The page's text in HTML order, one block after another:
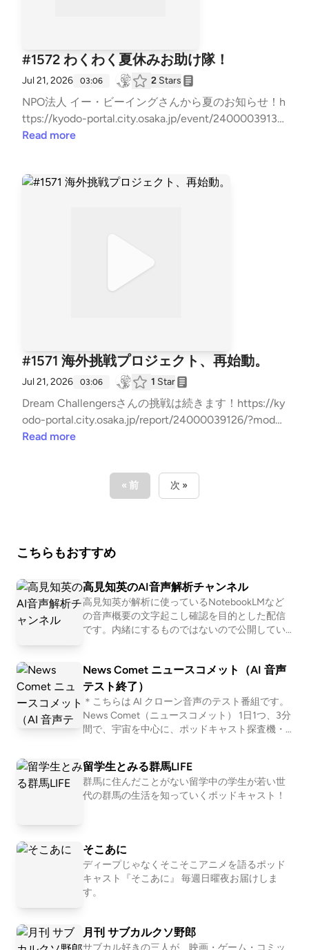
#1572 わくわく夏休みお助け隊！
Jul 21, 2026 03:06 2 Stars
NPO法人 イー・ビーイングさんから夏のお知らせ！h
ttps://kyodo-portal.city.osaka.jp/event/2400003913
4/?mode=poお問い合わせはお気軽に！⇒⁠⁠⁠⁠⁠⁠⁠⁠⁠⁠⁠⁠⁠⁠⁠⁠⁠⁠⁠⁠⁠⁠⁠⁠⁠⁠⁠⁠⁠⁠⁠⁠⁠⁠⁠⁠⁠⁠⁠⁠⁠⁠⁠⁠⁠⁠⁠⁠⁠⁠⁠⁠⁠⁠⁠⁠⁠⁠⁠⁠⁠⁠⁠⁠⁠⁠⁠⁠⁠⁠⁠⁠⁠⁠⁠⁠⁠⁠⁠⁠⁠⁠⁠⁠⁠⁠⁠⁠⁠⁠⁠⁠⁠⁠⁠⁠⁠⁠⁠⁠⁠⁠⁠⁠⁠⁠⁠⁠⁠⁠⁠⁠⁠⁠⁠⁠⁠⁠⁠⁠⁠⁠⁠⁠⁠⁠⁠⁠⁠⁠⁠⁠⁠⁠⁠⁠⁠⁠⁠⁠⁠⁠⁠⁠⁠⁠⁠⁠⁠⁠⁠⁠⁠⁠⁠⁠⁠⁠⁠⁠⁠⁠⁠⁠⁠⁠⁠⁠⁠⁠⁠⁠⁠⁠⁠⁠⁠⁠⁠⁠⁠⁠⁠⁠⁠⁠⁠⁠⁠⁠⁠⁠⁠⁠⁠⁠⁠⁠⁠⁠⁠⁠⁠⁠⁠⁠⁠⁠⁠⁠⁠⁠⁠⁠⁠⁠⁠⁠⁠⁠⁠⁠⁠⁠⁠⁠⁠⁠⁠⁠⁠⁠⁠⁠⁠⁠⁠⁠⁠⁠⁠⁠⁠⁠⁠⁠⁠⁠⁠⁠⁠⁠⁠⁠⁠⁠⁠⁠⁠⁠⁠⁠⁠⁠⁠⁠⁠⁠⁠⁠⁠⁠⁠⁠⁠⁠⁠⁠⁠⁠⁠⁠⁠⁠⁠⁠⁠⁠⁠⁠⁠⁠⁠⁠⁠⁠⁠⁠⁠⁠⁠⁠⁠⁠⁠⁠⁠⁠⁠⁠⁠⁠⁠⁠⁠⁠⁠⁠⁠⁠⁠⁠⁠⁠⁠⁠⁠⁠⁠⁠⁠⁠⁠⁠⁠⁠⁠⁠⁠⁠⁠⁠⁠⁠⁠⁠⁠⁠⁠⁠⁠⁠⁠⁠⁠⁠⁠⁠⁠⁠⁠⁠⁠⁠⁠⁠⁠⁠⁠⁠⁠⁠⁠⁠⁠⁠⁠⁠⁠⁠⁠⁠⁠⁠⁠⁠⁠⁠⁠⁠⁠⁠⁠⁠⁠⁠⁠⁠⁠⁠⁠⁠⁠⁠⁠⁠⁠⁠⁠⁠⁠⁠⁠⁠⁠⁠⁠⁠⁠⁠⁠⁠⁠⁠⁠⁠⁠⁠⁠⁠⁠⁠⁠⁠⁠⁠⁠⁠⁠⁠⁠⁠⁠https://x.g
Read more
#1571 海外挑戦プロジェクト、再始動。
Jul 21, 2026 03:06 1 Star
Dream Challengersさんの挑戦は続きます！https://ky
odo-portal.city.osaka.jp/report/24000039126/?mode
=poお問い合わせはお気軽に！⇒⁠⁠⁠⁠⁠⁠⁠⁠⁠⁠⁠⁠⁠⁠⁠⁠⁠⁠⁠⁠⁠⁠⁠⁠⁠⁠⁠⁠⁠⁠⁠⁠⁠⁠⁠⁠⁠⁠⁠⁠⁠⁠⁠⁠⁠⁠⁠⁠⁠⁠⁠⁠⁠⁠⁠⁠⁠⁠⁠⁠⁠⁠⁠⁠⁠⁠⁠⁠⁠⁠⁠⁠⁠⁠⁠⁠⁠⁠⁠⁠⁠⁠⁠⁠⁠⁠⁠⁠⁠⁠⁠⁠⁠⁠⁠⁠⁠⁠⁠⁠⁠⁠⁠⁠⁠⁠⁠⁠⁠⁠⁠⁠⁠⁠⁠⁠⁠⁠⁠⁠⁠⁠⁠⁠⁠⁠⁠⁠⁠⁠⁠⁠⁠⁠⁠⁠⁠⁠⁠⁠⁠⁠⁠⁠⁠⁠⁠⁠⁠⁠⁠⁠⁠⁠⁠⁠⁠⁠⁠⁠⁠⁠⁠⁠⁠⁠⁠⁠⁠⁠⁠⁠⁠⁠⁠⁠⁠⁠⁠⁠⁠⁠⁠⁠⁠⁠⁠⁠⁠⁠⁠⁠⁠⁠⁠⁠⁠⁠⁠⁠⁠⁠⁠⁠⁠⁠⁠⁠⁠⁠⁠⁠⁠⁠⁠⁠⁠⁠⁠⁠⁠⁠⁠⁠⁠⁠⁠⁠⁠⁠⁠⁠⁠⁠⁠⁠⁠⁠⁠⁠⁠⁠⁠⁠⁠⁠⁠⁠⁠⁠⁠⁠⁠⁠⁠⁠⁠⁠⁠⁠⁠⁠⁠⁠⁠⁠⁠⁠⁠⁠⁠⁠⁠⁠⁠⁠⁠⁠⁠⁠⁠⁠⁠⁠⁠⁠⁠⁠⁠⁠⁠⁠⁠⁠⁠⁠⁠⁠⁠⁠⁠⁠⁠⁠⁠⁠⁠⁠⁠⁠⁠⁠⁠⁠⁠⁠⁠⁠⁠⁠⁠⁠⁠⁠⁠⁠⁠⁠⁠⁠⁠⁠⁠⁠⁠⁠⁠⁠⁠⁠⁠⁠⁠⁠⁠⁠⁠⁠⁠⁠⁠⁠⁠⁠⁠⁠⁠⁠⁠⁠⁠⁠⁠⁠⁠⁠⁠⁠⁠⁠⁠⁠⁠⁠⁠⁠⁠⁠⁠⁠⁠⁠⁠⁠⁠⁠⁠⁠⁠⁠⁠⁠⁠⁠⁠⁠⁠⁠⁠⁠⁠⁠⁠⁠⁠⁠⁠⁠⁠⁠⁠⁠⁠⁠⁠⁠⁠⁠⁠⁠⁠⁠⁠⁠⁠⁠⁠⁠⁠⁠⁠⁠⁠⁠⁠⁠⁠⁠⁠⁠⁠⁠https://x.gd/7Hxbk⁠⁠⁠⁠⁠⁠⁠⁠⁠⁠⁠⁠⁠⁠⁠⁠⁠⁠⁠⁠⁠⁠⁠⁠⁠⁠⁠⁠⁠⁠⁠⁠⁠⁠⁠⁠⁠⁠⁠⁠⁠⁠⁠⁠⁠⁠⁠⁠⁠⁠⁠⁠⁠⁠⁠⁠⁠⁠⁠⁠⁠⁠⁠⁠⁠⁠⁠⁠⁠⁠⁠
Read more
« 前 次 »
こちらもおすすめ
高見知英のAI音声解析チャンネル
高見知英が解析に使っているNotebookLMなど
の音声概要の文字起こし確認を目的とした配信
です。内緒にするものではないので公開してい
ので、読み間違いや偏った表現などが含まれて
いる場合があります。
News Comet ニュースコメット（AI 音声
テスト終了）
＊こちらは AI クローン音声のテスト番組です。
News Comet（ニュースコメット） 1日1つ、3分
間で、宇宙を中心に、ポッドキャスト探査機・
お聴きいただけるとうれしいです。 ┈┈┈┈┈
┈ 「ポッドキャスト探査機から通信中」 http
s://listen.style/p/podcast_orbiter https://rss.liste
留学生とみる群馬LIFE
群馬に住んだことがない留学中の学生が若い世
代の群馬の生活を知っていくポッドキャスト！
そこあに
ディープじゃなくそこそこアニメを語るポッド
キャスト『そこあに』 毎週日曜夜お届けしま
す。
月刊 サブカルクソ野郎
サブカル好きの三人が、映画・ゲーム・コミッ